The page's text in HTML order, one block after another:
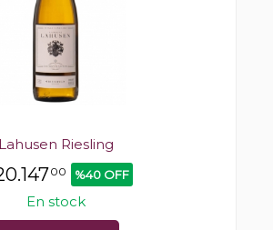
Lahusen Riesling
00 %40 OFF
En stock